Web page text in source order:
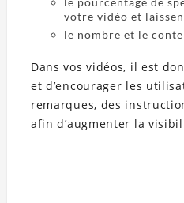
votre vidéo et
le nombre et le
Dans vos vidéos, il est
et d’encourager les
remarques, des
afin d’augmenter la